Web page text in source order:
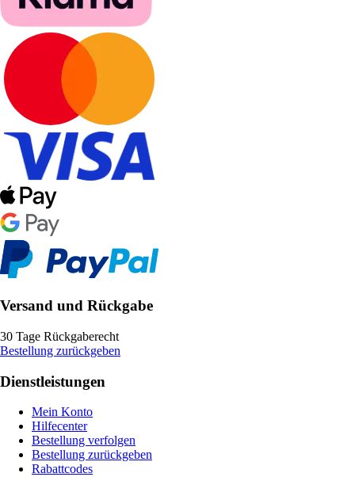
Versand und Rückgabe
30 Tage Rückgaberecht
Bestellung zurückgeben
Dienstleistungen
Mein Konto
Hilfecenter
Bestellung verfolgen
Bestellung zurückgeben
Rabattcodes